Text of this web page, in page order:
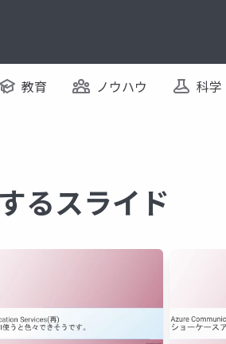
教育 ノウハウ 科学
るスライド